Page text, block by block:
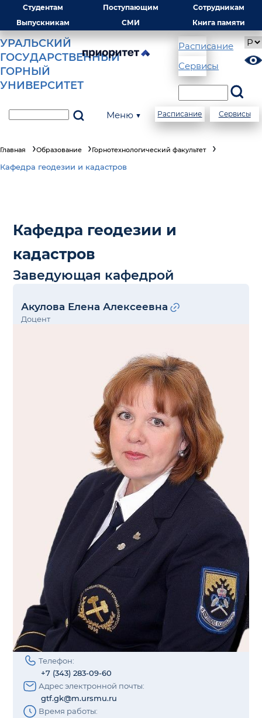
Студентам Поступающим
Сотрудникам
Выпускникам
СМИ Книга памяти
УРАЛЬСКИЙ
ГОСУДАРСТВЕННЫЙ
ГОРНЫЙ
УНИВЕРСИТЕТ
Расписание
Сервисы
Меню ▼ Расписание Сервисы
Главная Образование Горнотехнологический факультет
Кафедра геодезии и кадастров
Кафедра геодезии и
кадастров
Заведующая кафедрой
Акулова Елена Алексеевна
Доцент
Телефон:
+7 (343) 283-09-60
Адрес электронной почты:
gtf.gk@m.ursmu.ru
Время работы: